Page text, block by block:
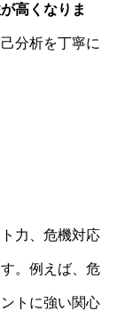
高くなりま
分析を丁寧に
力、危機対応
。例えば、危
トに強い関心